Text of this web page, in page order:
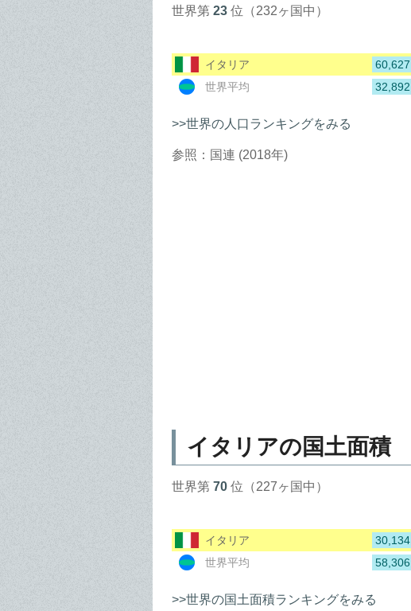
世界第 23 位（232ヶ国中）
イタリア
60,627
世界平均
32,892
>>世界の人口ランキングをみる
参照：国連 (2018年)
イタリアの国土面積
世界第 70 位（227ヶ国中）
イタリア
30,134
世界平均
58,306
>>世界の国土面積ランキングをみる